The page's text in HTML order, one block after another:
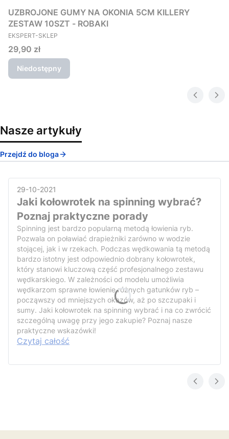
UZBROJONE GUMY NA OKONIA 5CM KILLERY
ZESTAW 10SZT - ROBAKI
PRODUCENT
EKSPERT-SKLEP
Cena
29,90 zł
Niedostępny
Nasze artykuły
Przejdź do bloga
29-10-2021
Jaki kołowrotek na spinning wybrać?
Poznaj praktyczne porady
Spinning jest bardzo popularną metodą łowienia ryb.
Pozwala on poławiać drapieżniki zarówno w wodzie
stojącej, jak i w rzekach. Podczas wędkowania tą metodą
bardzo istotny jest odpowiednio dobrany kołowrotek,
który stanowi kluczową część profesjonalnego zestawu
wędkarskiego. W zależności od modelu umożliwia
wędkarzom sprawne łowienie różnych gatunków ryb –
począwszy od mniejszych okazów, aż po szczupaki i
sumy. Jaki kołowrotek na spinning wybrać i na co zwrócić
szczególną uwagę przy jego zakupie? Poznaj nasze
praktyczne wskazówki!
Czytaj całość